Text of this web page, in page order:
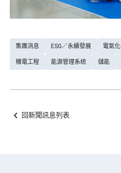
集團消息 ESG／永續發展 電氣化
機電工程 能源管理系统 儲能
回新聞訊息列表